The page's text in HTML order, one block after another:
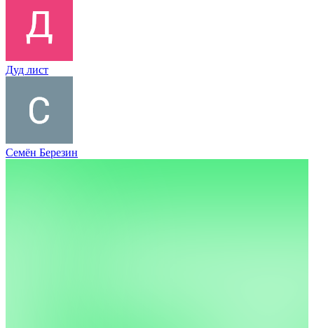
Дуд лист
Семён Березин